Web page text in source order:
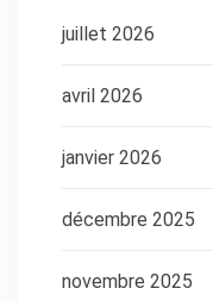
juillet 2026
avril 2026
janvier 2026
décembre 2025
novembre 2025